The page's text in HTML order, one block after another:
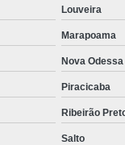
Louveira
Marapoama
Nova Odessa
Piracicaba
Ribeirão
Salto